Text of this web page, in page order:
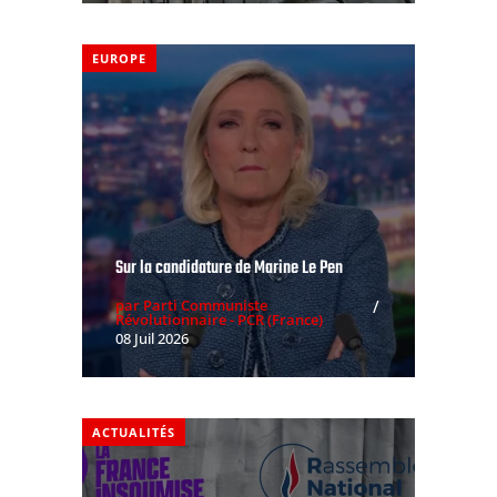
EUROPE
Sur la candidature de Marine Le Pen
par Parti Communiste
Révolutionnaire - PCR (France)
08 Juil 2026
ACTUALITÉS